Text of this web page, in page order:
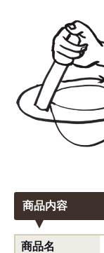
商品内容
商品名